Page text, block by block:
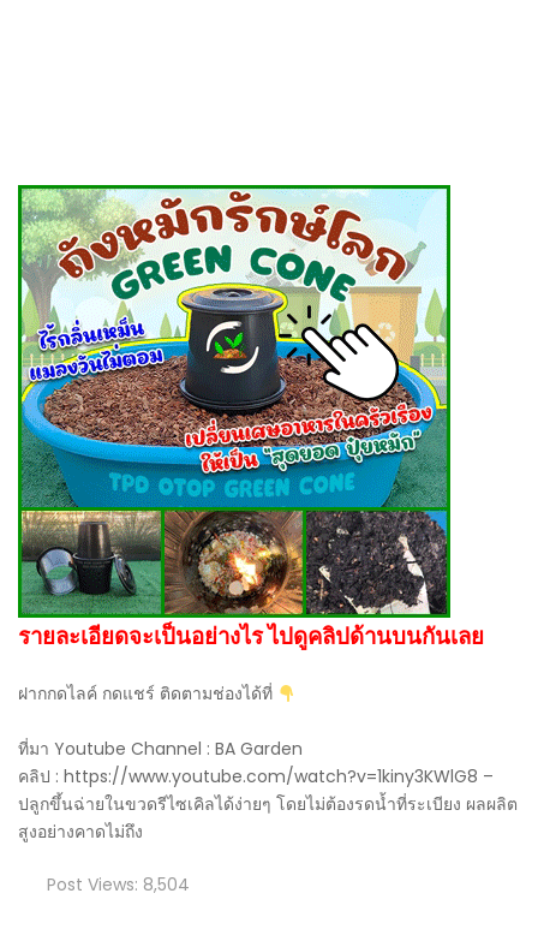
รายละเอียดจะเป็นอย่างไร ไปดูคลิปด้านบนกันเลย
ฝากกดไลค์ กดแชร์ ติดตามช่องได้ที่
ที่มา Youtube Channel : BA Garden
คลิป : https://www.youtube.com/watch?v=1kiny3KWlG8 –
ปลูกขึ้นฉ่ายในขวดรีไซเคิลได้ง่ายๆ โดยไม่ต้องรดน้ำที่ระเบียง ผลผลิต
สูงอย่างคาดไม่ถึง
Post Views: 8,504